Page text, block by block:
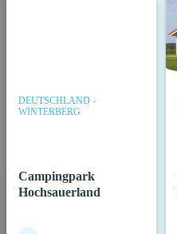
DEUTSCHLAND -
WINTERBERG
Campingpark
Hochsauerland